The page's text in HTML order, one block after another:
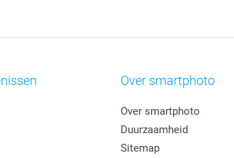
Over smartphoto
Over smartphoto
Duurzaamheid
Sitemap